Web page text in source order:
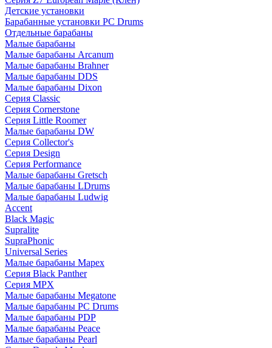
Детские установки
Барабанные установки PC Drums
Отдельные барабаны
Малые барабаны
Малые барабаны Arcanum
Малые барабаны Brahner
Малые барабаны DDS
Малые барабаны Dixon
Серия Classic
Серия Cornerstone
Серия Little Roomer
Малые барабаны DW
Серия Collector's
Серия Design
Серия Performance
Малые барабаны Gretsch
Малые барабаны LDrums
Малые барабаны Ludwig
Accent
Black Magic
Supralite
SupraPhonic
Universal Series
Малые барабаны Mapex
Серия Black Panther
Серия MPX
Малые барабаны Megatone
Малые барабаны PC Drums
Малые барабаны PDP
Малые барабаны Peace
Малые барабаны Pearl